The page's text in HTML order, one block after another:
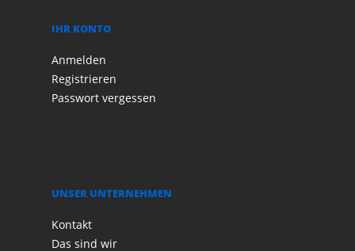
IHR KONTO
Anmelden
Registrieren
Passwort vergessen
UNSER UNTERNEHMEN
Kontakt
Das sind wir